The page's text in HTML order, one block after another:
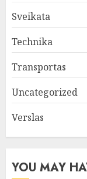
Sveikata
Technika
Transportas
Uncategorized
Verslas
YOU MAY